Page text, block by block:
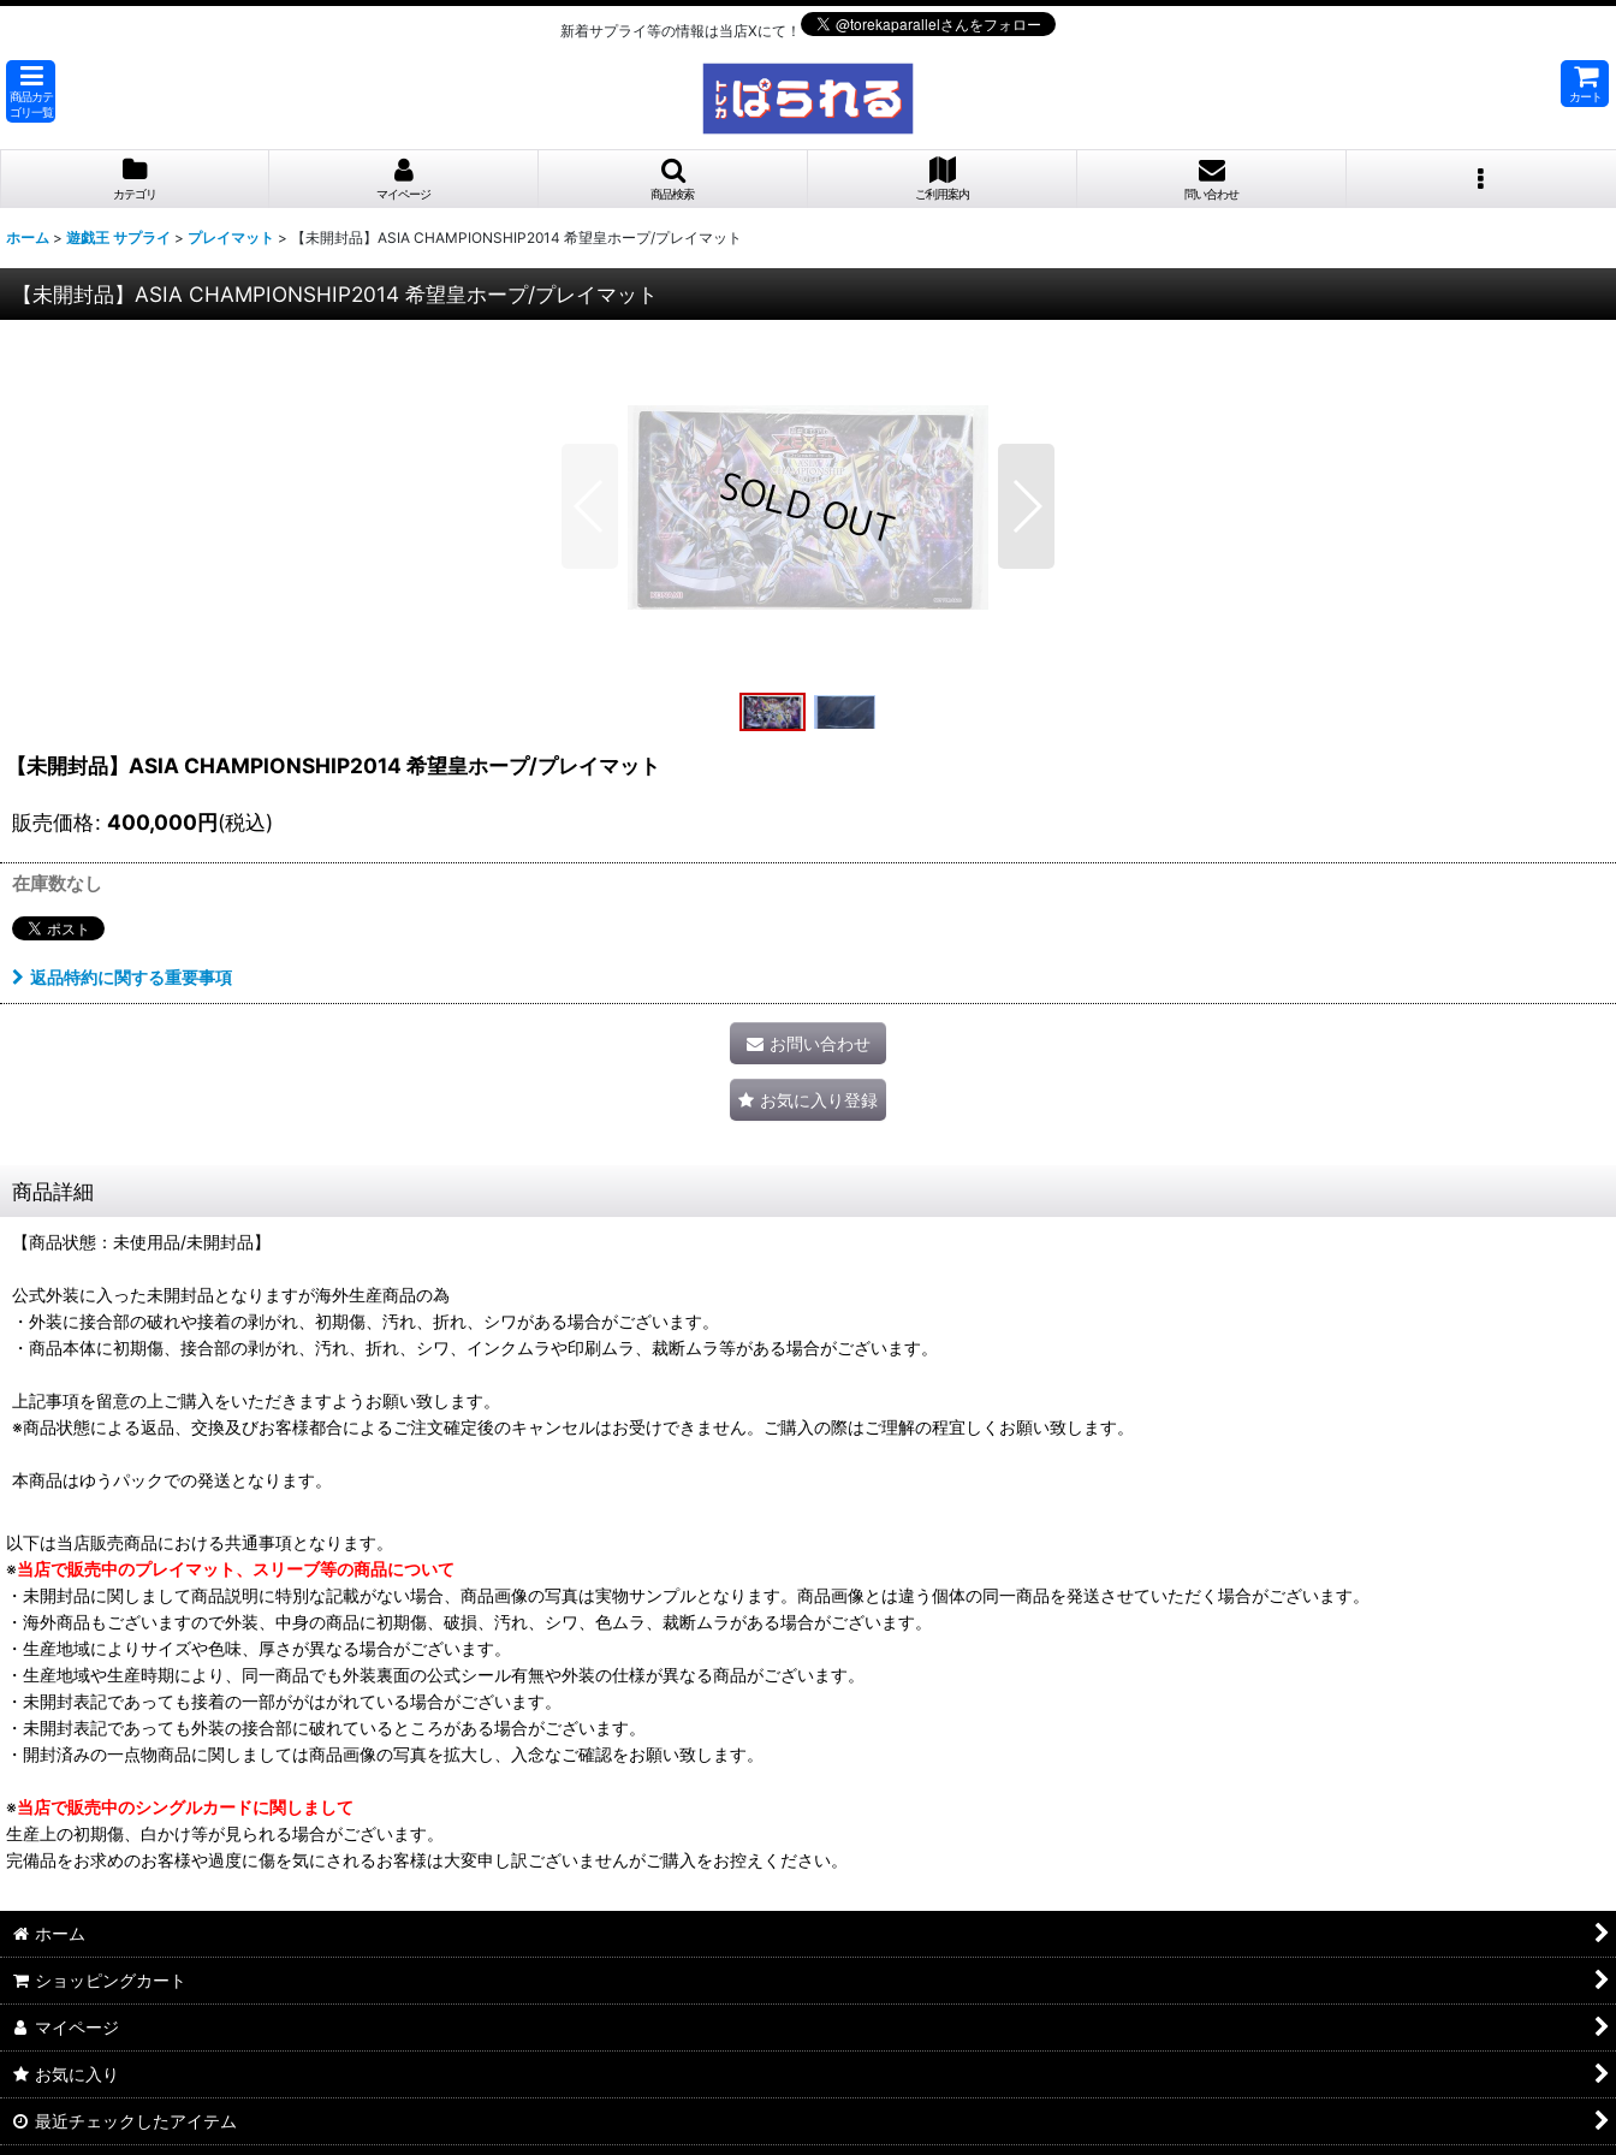
新着サプライ等の情報は当店Xにて！
商品カテ
ゴリ一覧
カート
カテゴリ マイページ 商品検索 ご利用案内 問い合わせ
ホーム > 遊戯王 サプライ > プレイマット > 【未開封品】ASIA CHAMPIONSHIP2014 希望皇ホープ/プレイマット
【未開封品】ASIA CHAMPIONSHIP2014 希望皇ホープ/プレイマット
【未開封品】ASIA CHAMPIONSHIP2014 希望皇ホープ/プレイマット
販売価格: 400,000円(税込)
在庫数なし
返品特約に関する重要事項
お問い合わせ
お気に入り登録
商品詳細
【商品状態：未使用品/未開封品】
公式外装に入った未開封品となりますが海外生産商品の為
・外装に接合部の破れや接着の剥がれ、初期傷、汚れ、折れ、シワがある場合がございます。
・商品本体に初期傷、接合部の剥がれ、汚れ、折れ、シワ、インクムラや印刷ムラ、裁断ムラ等がある場合がございます。
上記事項を留意の上ご購入をいただきますようお願い致します。
※商品状態による返品、交換及びお客様都合によるご注文確定後のキャンセルはお受けできません。ご購入の際はご理解の程宜しくお願い致します。
本商品はゆうパックでの発送となります。
以下は当店販売商品における共通事項となります。
※当店で販売中のプレイマット、スリーブ等の商品について
・未開封品に関しまして商品説明に特別な記載がない場合、商品画像の写真は実物サンプルとなります。商品画像とは違う個体の同一商品を発送させていただく場合がございます。
・海外商品もございますので外装、中身の商品に初期傷、破損、汚れ、シワ、色ムラ、裁断ムラがある場合がございます。
・生産地域によりサイズや色味、厚さが異なる場合がございます。
・生産地域や生産時期により、同一商品でも外装裏面の公式シール有無や外装の仕様が異なる商品がございます。
・未開封表記であっても接着の一部ががはがれている場合がございます。
・未開封表記であっても外装の接合部に破れているところがある場合がございます。
・開封済みの一点物商品に関しましては商品画像の写真を拡大し、入念なご確認をお願い致します。
※当店で販売中のシングルカードに関しまして
生産上の初期傷、白かけ等が見られる場合がございます。
完備品をお求めのお客様や過度に傷を気にされるお客様は大変申し訳ございませんがご購入をお控えください。
ホーム
ショッピングカート
マイページ
お気に入り
最近チェックしたアイテム